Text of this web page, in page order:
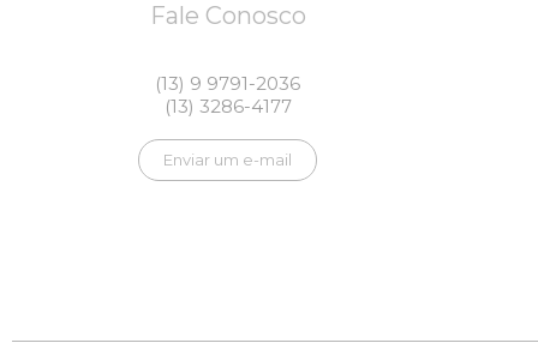
Fale Conosco
(13) 9 9791-2036
(13) 3286-4177
Enviar um e-mail